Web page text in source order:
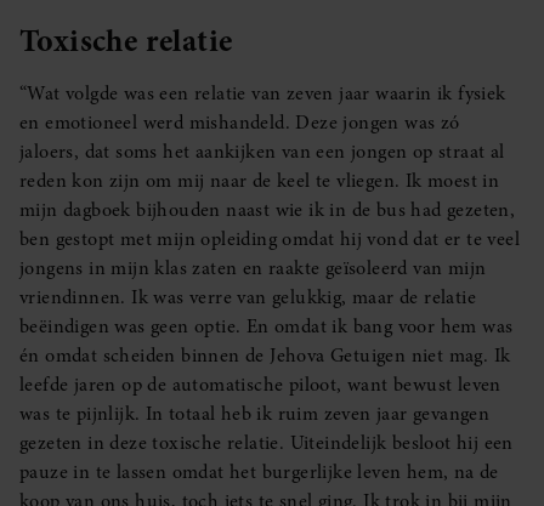
Toxische relatie
“Wat volgde was een relatie van zeven jaar waarin ik fysiek
en emotioneel werd mishandeld. Deze jongen was zó
jaloers, dat soms het aankijken van een jongen op straat al
reden kon zijn om mij naar de keel te vliegen. Ik moest in
mijn dagboek bijhouden naast wie ik in de bus had gezeten,
ben gestopt met mijn opleiding omdat hij vond dat er te veel
jongens in mijn klas zaten en raakte geïsoleerd van mijn
vriendinnen. Ik was verre van gelukkig, maar de relatie
beëindigen was geen optie. En omdat ik bang voor hem was
én omdat scheiden binnen de Jehova Getuigen niet mag. Ik
leefde jaren op de automatische piloot, want bewust leven
was te pijnlijk. In totaal heb ik ruim zeven jaar gevangen
gezeten in deze toxische relatie. Uiteindelijk besloot hij een
pauze in te lassen omdat het burgerlijke leven hem, na de